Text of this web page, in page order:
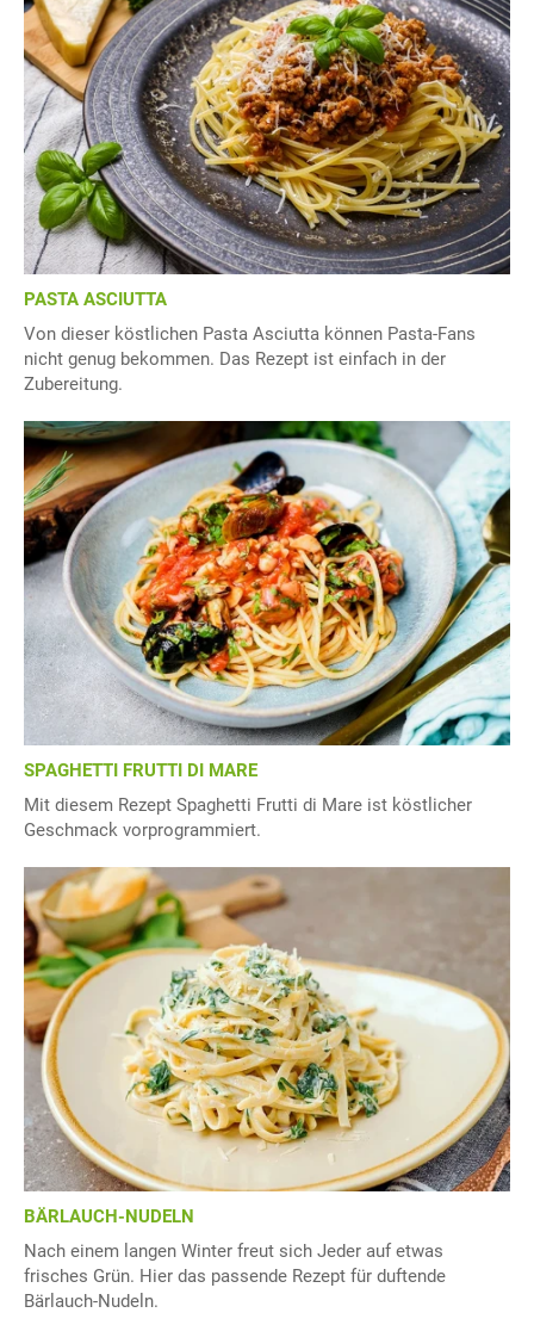
PASTA ASCIUTTA
Von dieser köstlichen Pasta Asciutta können Pasta-Fans
nicht genug bekommen. Das Rezept ist einfach in der
Zubereitung.
SPAGHETTI FRUTTI DI MARE
Mit diesem Rezept Spaghetti Frutti di Mare ist köstlicher
Geschmack vorprogrammiert.
BÄRLAUCH-NUDELN
Nach einem langen Winter freut sich Jeder auf etwas
frisches Grün. Hier das passende Rezept für duftende
Bärlauch-Nudeln.